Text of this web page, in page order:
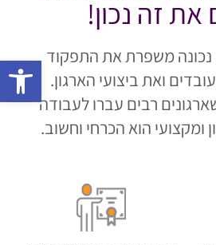
את זה נכון!
משפרת את התפקוד
ואת ביצועי הארגון.
רבים עברו לעבודה
ומקצועי הוא הכרחי וחשוב.